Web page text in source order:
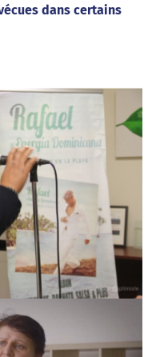
dans certains